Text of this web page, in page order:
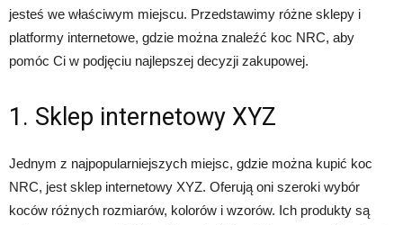
jesteś we właściwym miejscu. Przedstawimy różne sklepy i
platformy internetowe, gdzie można znaleźć koc NRC, aby
pomóc Ci w podjęciu najlepszej decyzji zakupowej.
1. Sklep internetowy XYZ
Jednym z najpopularniejszych miejsc, gdzie można kupić koc
NRC, jest sklep internetowy XYZ. Oferują oni szeroki wybór
koców różnych rozmiarów, kolorów i wzorów. Ich produkty są